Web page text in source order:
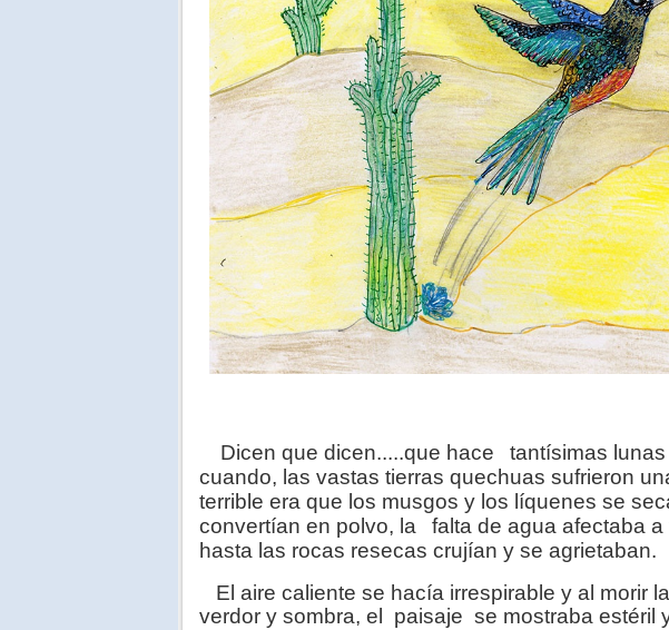
Dicen que dicen.....que hace
tantísimas
cuando, las vastas tierras quechuas sufrieron
terrible era que los musgos y los líquenes se
convertían en polvo, la
falta de agua afectaba
hasta las rocas resecas crujían y se agrietaban.
El aire caliente se hacía irrespirable y al morir
verdor y sombra, el paisaje se mostraba estéril